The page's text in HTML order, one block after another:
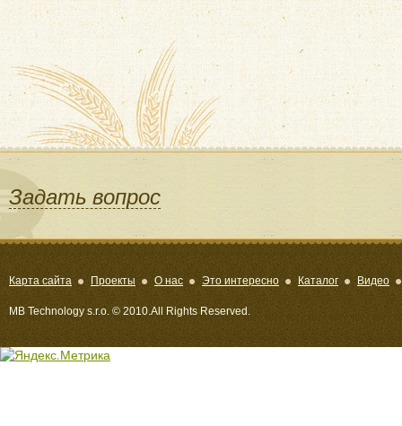
Задать вопрос
Карта сайта Проекты О нас Это интересно Каталог Видео
MB Technology s.r.o. © 2010.All Rights Reserved.